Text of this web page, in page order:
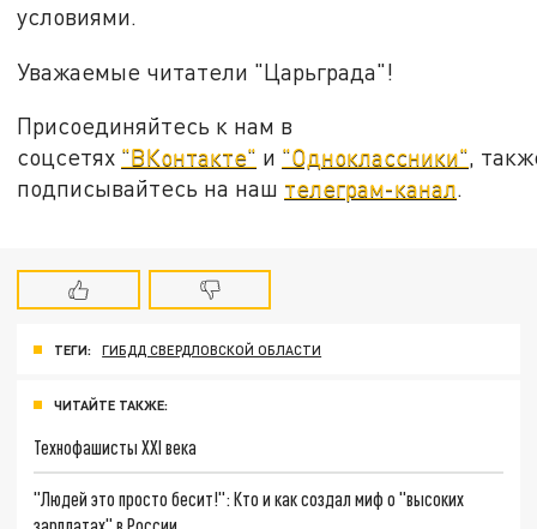
условиями.
Уважаемые читатели "Царьграда"!
Присоединяйтесь к нам в
соцсетях "ВКонтакте" и "Одноклассники",
подписывайтесь на наш телеграм-канал.
ТЕГИ: ГИБДД СВЕРДЛОВСКОЙ ОБЛАСТИ
ЧИТАЙТЕ ТАКЖЕ:
Технофашисты XXI века
"Людей это просто бесит!": Кто и как создал миф о "высоких